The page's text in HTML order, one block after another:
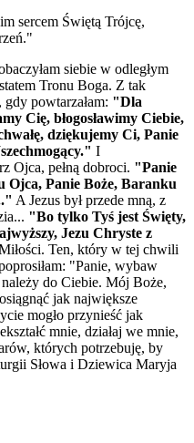
sercem Świętą Trójcę,
siebie w odległym
Tronu Boga. Z tak
powtarzałam: "Dla
Cię, błogosławimy Ciebie,
dziękujemy Ci, Panie
I
Ojca, pełną dobroci. "Panie
Ojca, Panie Boże, Baranku
A Jezus był przede mną, z
"Bo tylko Tyś jest Święty,
Jezu Chryste z
Ten, który w tej chwili
"Panie, wybaw
do Ciebie. Mój Boże,
jak największe
mogło przynieść jak
mnie, działaj we mnie,
których potrzebuję, by
Słowa i Dziewica Maryja